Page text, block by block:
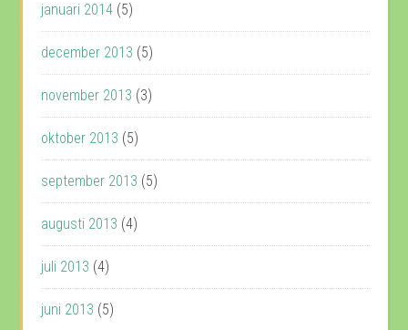
januari 2014 (5)
december 2013 (5)
november 2013 (3)
oktober 2013 (5)
september 2013 (5)
augusti 2013 (4)
juli 2013 (4)
juni 2013 (5)